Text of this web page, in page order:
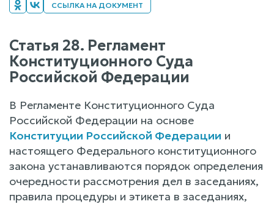
ССЫЛКА НА ДОКУМЕНТ
Статья 28. Регламент
Конституционного Суда
Российской Федерации
В Регламенте Конституционного Суда
Российской Федерации на основе
Конституции Российской Федерации и
настоящего Федерального конституционного
закона устанавливаются порядок определения
очередности рассмотрения дел в заседаниях,
правила процедуры и этикета в заседаниях,